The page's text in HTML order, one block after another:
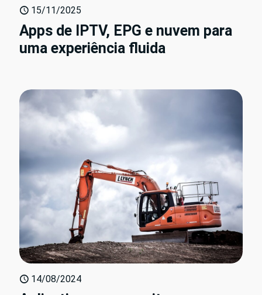
15/11/2025
Apps de IPTV, EPG e nuvem para
uma experiência fluida
14/08/2024